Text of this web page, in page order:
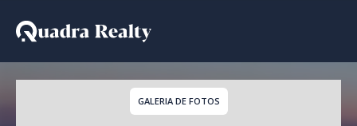
Casa a venda em
GALERIA DE FOTOS